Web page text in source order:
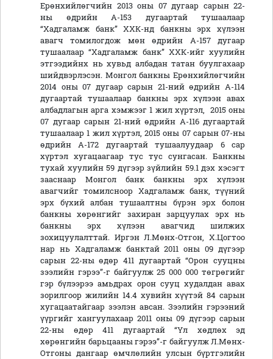
Ерөнхийлөгчийн 2013 оны 07 дугаар сарын 22-
ны өдрийн А-153 дугаартай тушаалаар
“Хадгаламж банк” ХХК-нд банкны эрх хүлээн
авагч томилогдож мөн өдрийн А-157 дугаар
тушаалаар “Хадгаламж банк” ХХК-ийг хуулийн
этгээдийнх нь хувьд албадан татан буулгахаар
шийдвэрлэсэн. Монгол банкны Ерөнхийлөгчийн
2014 оны 07 дугаар сарын 21-ний өдрийн А-114
дугаартай тушаалаар банкны эрх хүлээн авах
албадлагын арга хэмжээг 1 жил хүртэл, 2015 оны
07 дугаар сарын 21-ний өдрийн А-116 дугаартай
тушаалаар 1 жил хүртэл, 2015 оны 07 сарын 07-ны
өдрийн А-172 дугаартай тушаалуудаар 6 cap
хүртэл хугацаагаар тус тус сунгасан. Банкны
тухай хуулийн 59 дүгээр зүйлийн 59.1 дэх хэсэгт
зааснаар Монгол банк банкны эрх хүлээн
авагчийг томилсноор Хадгаламж банк, түүний
эрх бүхий албан тушаалтны бүрэн эрх болон
банкны хөрөнгийг захиран зарцуулах эрх нь
банкны эрх хүлээн авагчид шилжих
зохицуулалттай. Иргэн Л.Мөнх-Отгон, Х.Цогтоо
нар нь Хадгаламж банктай 2011 оны 09 дүгээр
сарын 22-ны өдөр 411 дугаартай “Орон сууцны
зээлийн гэрээ”-г байгуулж 25 000 000 төгрөгийг
гэр бүлээрээ амьдрах орон сууц худалдан авах
зорилгоор жилийн 14.4 хувийн хүүтэй 84 сарын
хугацаатайгаар зээлэн авсан. Зээлийн гэрээний
үүргийг хангуулахаар 2011 оны 09 дүгээр сарын
22-ны өдөр 411 дугаартай “Үл хөдлөх эд
хөрөнгийн барьцааны гэрээ”-г байгуулж Л.Мөнх-
Отгоны дангаар өмчлөлийн улсын бүртгэлийн